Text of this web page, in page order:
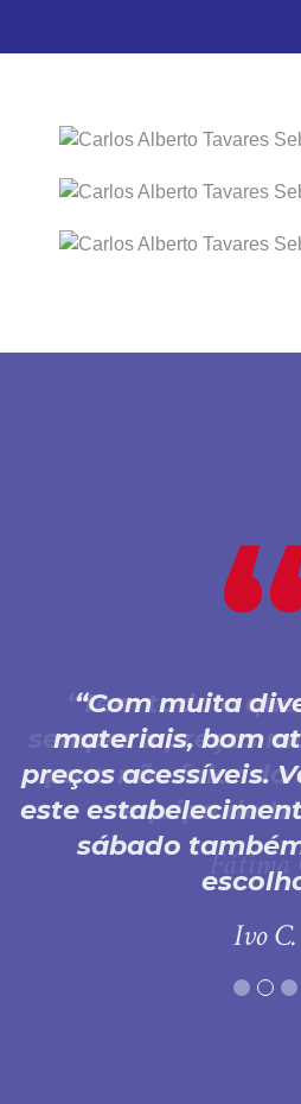
Com muita
materiais, bom
preços acessíveis.
este
sábado
Ivo C.